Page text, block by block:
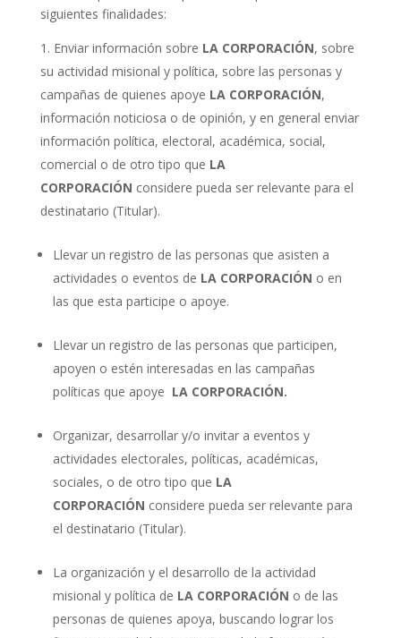
siguientes finalidades:
Enviar información sobre LA CORPORACIÓN, sobre
su actividad misional y política, sobre las personas y
campañas de quienes apoye LA CORPORACIÓN,
información noticiosa o de opinión, y en general enviar
información política, electoral, académica, social,
comercial o de otro tipo que LA
CORPORACIÓN considere pueda ser relevante para el
destinatario (Titular).
Llevar un registro de las personas que asisten a
actividades o eventos de LA CORPORACIÓN o en
las que esta participe o apoye.
Llevar un registro de las personas que participen,
apoyen o estén interesadas en las campañas
políticas que apoye LA CORPORACIÓN.
Organizar, desarrollar y/o invitar a eventos y
actividades electorales, políticas, académicas,
sociales, o de otro tipo que LA
CORPORACIÓN considere pueda ser relevante para
el destinatario (Titular).
La organización y el desarrollo de la actividad
misional y política de LA CORPORACIÓN o de las
personas de quienes apoya, buscando lograr los